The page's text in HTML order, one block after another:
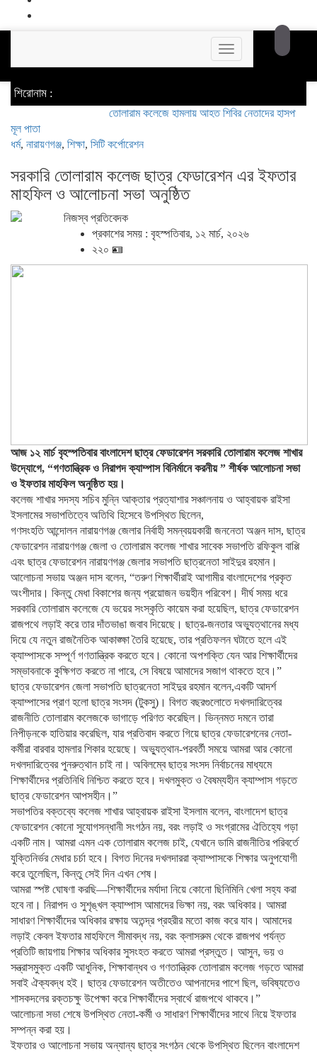
Toggle
navigation
শিরোনাম :
তোলারাম কলেজে হামলায় আহত শিবির নেতাদের হাসপাতালে
মূল পাতা
ধর্ম, নারায়ণগঞ্জ, শিক্ষা, সিটি কর্পোরেশন
সরকারি তোলারাম কলেজ ছাত্র ফেডারেশন এর ইফতার
মাহফিল ও আলোচনা সভা অনুষ্ঠিত
নিজস্ব প্রতিবেদক
প্রকাশের সময় : বৃহস্পতিবার, ১২ মার্চ, ২০২৬
২২০ 🪪
আজ ১২ মার্চ বৃহস্পতিবার বাংলাদেশ ছাত্র ফেডারেশন সরকারি তোলারাম কলেজ শাখার
উদ্যোগে, “গণতান্ত্রিক ও নিরাপদ ক্যাম্পাস বিনির্মানে করনীয় ” শীর্ষক আলোচনা সভা
ও ইফতার মাহফিল অনুষ্ঠিত হয়।
কলেজ শাখার সদস্য সচিব মুন্নি আক্তার প্রত্যাশার সঞ্চালনায় ও আহ্বায়ক রাইসা
ইসলামের সভাপতিত্বে অতিথি হিসেবে উপস্থিত ছিলেন,
গণসংহতি আন্দোলন নারায়ণগঞ্জ জেলার নির্বাহী সমন্বয়য়কারী জননেতা অঞ্জন দাস, ছাত্র
ফেডারেশন নারায়ণগঞ্জ জেলা ও তোলারাম কলেজ শাখার সাবেক সভাপতি রফিকুল বাপ্পি
এবং ছাত্র ফেডারেশন নারায়ণগঞ্জ জেলার সভাপতি ছাত্রনেতা সাইদুর রহমান।
আলোচনা সভায় অঞ্জন দাস বলেন, “তরুণ শিক্ষার্থীরাই আগামীর বাংলাদেশের প্রকৃত
অংশীদার। কিন্তু মেধা বিকাশের জন্য প্রয়োজন ভয়হীন পরিবেশ। দীর্ঘ সময় ধরে
সরকারি তোলারাম কলেজে যে ভয়ের সংস্কৃতি কায়েম করা হয়েছিল, ছাত্র ফেডারেশন
রাজপথে লড়াই করে তার দাঁতভাঙা জবাব দিয়েছে। ছাত্র-জনতার অভ্যুত্থানের মধ্য
দিয়ে যে নতুন রাজনৈতিক আকাঙ্ক্ষা তৈরি হয়েছে, তার প্রতিফলন ঘটাতে হলে এই
ক্যাম্পাসকে সম্পূর্ণ গণতান্ত্রিক করতে হবে। কোনো অপশক্তি যেন আর শিক্ষার্থীদের
সম্ভাবনাকে কুক্ষিগত করতে না পারে, সে বিষয়ে আমাদের সজাগ থাকতে হবে।”
ছাত্র ফেডারেশন জেলা সভাপতি ছাত্রনেতা সাইদুর রহমান বলেন,একটি আদর্শ
ক্যাম্পাসের প্রাণ হলো ছাত্র সংসদ (টুকসু)। বিগত বছরগুলোতে দখলদারিত্বের
রাজনীতি তোলারাম কলেজকে ভাগাড়ে পরিণত করেছিল। ভিন্নমত দমনে তারা
নিপীড়নকে হাতিয়ার করেছিল, যার প্রতিবাদ করতে গিয়ে ছাত্র ফেডারেশনের নেতা-
কর্মীরা বারবার হামলার শিকার হয়েছে। অভ্যুত্থান-পরবর্তী সময়ে আমরা আর কোনো
দখলদারিত্বের পুনরুত্থান চাই না। অবিলম্বে ছাত্র সংসদ নির্বাচনের মাধ্যমে
শিক্ষার্থীদের প্রতিনিধি নিশ্চিত করতে হবে। দখলমুক্ত ও বৈষম্যহীন ক্যাম্পাস গড়তে
ছাত্র ফেডারেশন আপসহীন।”
সভাপতির বক্তব্যে কলেজ শাখার আহ্বায়ক রাইসা ইসলাম বলেন, বাংলাদেশ ছাত্র
ফেডারেশন কোনো সুযোগসন্ধানী সংগঠন নয়, বরং লড়াই ও সংগ্রামের ঐতিহ্যে গড়া
একটি নাম। আমরা এমন এক তোলারাম কলেজ চাই, যেখানে ডামি রাজনীতির পরিবর্তে
যুক্তিনির্ভর মেধার চর্চা হবে। বিগত দিনের দখলদাররা ক্যাম্পাসকে শিক্ষার অনুপযোগী
করে তুলেছিল, কিন্তু সেই দিন এখন শেষ।
​আমরা স্পষ্ট ঘোষণা করছি—শিক্ষার্থীদের মর্যাদা নিয়ে কোনো ছিনিমিনি খেলা সহ্য করা
হবে না। নিরাপদ ও সুশৃঙ্খল ক্যাম্পাস আমাদের ভিক্ষা নয়, বরং অধিকার। আমরা
সাধারণ শিক্ষার্থীদের অধিকার রক্ষায় অতন্দ্র প্রহরীর মতো কাজ করে যাব। আমাদের
লড়াই কেবল ইফতার মাহফিলে সীমাবদ্ধ নয়, বরং ক্লাসরুম থেকে রাজপথ পর্যন্ত
প্রতিটি জায়গায় শিক্ষার অধিকার সুসংহত করতে আমরা প্রস্তুত। আসুন, ভয় ও
সন্ত্রাসমুক্ত একটি আধুনিক, শিক্ষাবান্ধব ও গণতান্ত্রিক তোলারাম কলেজ গড়তে আমরা
সবাই ঐক্যবদ্ধ হই। ছাত্র ফেডারেশন অতীতেও আপনাদের পাশে ছিল, ভবিষ্যতেও
শাসকদলের রক্তচক্ষু উপেক্ষা করে শিক্ষার্থীদের স্বার্থে রাজপথে থাকবে।”
​আলোচনা সভা শেষে উপস্থিত নেতা-কর্মী ও সাধারণ শিক্ষার্থীদের সাথে নিয়ে ইফতার
সম্পন্ন করা হয়।
ইফতার ও আলোচনা সভায় অন্যান্য ছাত্র সংগঠন থেকে উপস্থিত ছিলেন বাংলাদেশ